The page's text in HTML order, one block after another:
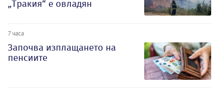
„Тракия“ е овладян
7 часа
Започва изплащането на
пенсиите